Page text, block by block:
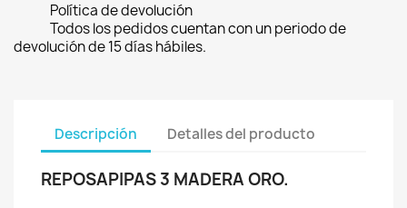
Política de devolución
Todos los pedidos cuentan con un periodo de
devolución de 15 días hábiles.
Descripción Detalles del producto
REPOSAPIPAS 3 MADERA ORO.